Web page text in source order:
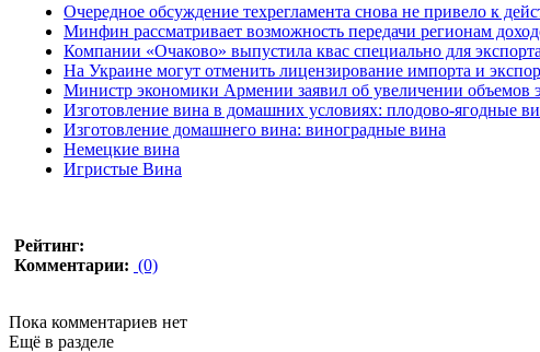
Очередное обсуждение техрегламента снова не привело к
Минфин рассматривает возможность передачи регионам
Компании «Очаково» выпустила квас специально для экспорта
На Украине могут отменить лицензирование импорта и
Министр экономики Армении заявил об увеличении объемов
Изготовление вина в домашних условиях: плодово-ягодные
Изготовление домашнего вина: виноградные вина
Немецкие вина
Игристые Вина
Рейтинг:
Комментарии: (0)
Пока комментариев нет
Ещё в разделе